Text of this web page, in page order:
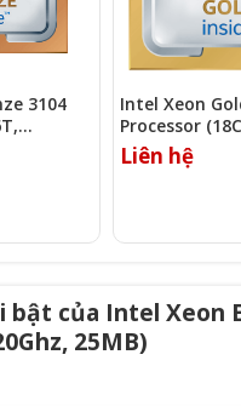
3104
Intel Xeon
Processor
3.00Ghz,
Liên hệ
bật của Intel Xeon
25MB)